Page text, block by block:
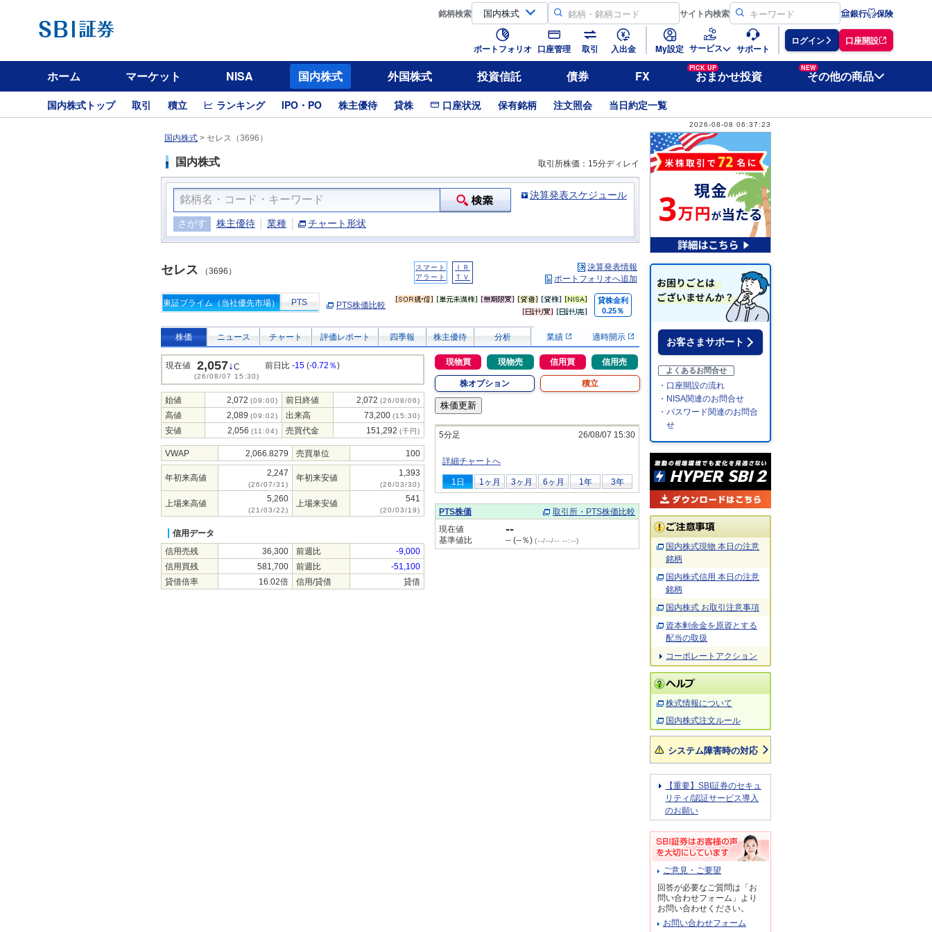
銘柄検索 サイト内検索 銀行 保険
ポートフォリオ 口座管理 取引 入出金 My設定 サービス サポート
ログイン 口座開設
ホーム マーケット NISA 国内株式 外国株式 投資信託 債券 FX
PICK UP
おまかせ投資
NEW
その他の商品
国内株式トップ 取引 積立 ランキング IPO・PO 株主優待 貸株 口座状況 保有銘柄 注文照会 当日約定一覧
2026-08-08 06:37:23
国内株式 > セレス（3696）
国内株式 取引所株価：15分ディレイ
決算発表スケジュール
さがす 株主優待 業種 チャート形状
セレス （3696）
スマート
アラート
ＩＲ
ＴＶ
決算発表情報
ポートフォリオへ追加
東証プライム（当社優先市場） PTS PTS株価比較
貸株金利
0.25％
株価 ニュース チャート 評価レポート 四季報 株主優待 分析 業績 適時開示
現在値 2,057↓C
(26/08/07 15:30)
前日比 -15 (-0.72％)
始値 2,072 (09:00) 前日終値 2,072 (26/08/06)
高値 2,089 (09:02) 出来高 73,200 (15:30)
安値 2,056 (11:04) 売買代金 151,292 (千円)
VWAP 2,066.8279 売買単位 100
年初来高値 2,247
(26/07/31)
年初来安値 1,393
(26/03/30)
上場来高値 5,260
(21/03/22)
上場来安値 541
(20/03/19)
信用データ
信用売残
36,300 前週比
-9,000
信用買残
581,700 前週比
-51,100
貸借倍率
16.02倍 信用/貸借 貸借
現物買 現物売 信用買 信用売
株オプション 積立
5分足 26/08/07 15:30
詳細チャートへ
1日 1ヶ月 3ヶ月 6ヶ月 1年 3年
PTS株価
取引所・PTS株価比較
現在値
--
基準値比 -- (--％) (--/--/-- --:--)
お客さまサポート
よくあるお問合せ
・口座開設の流れ
・NISA関連のお問合せ
・パスワード関連のお問合
せ
国内株式現物 本日の注意
銘柄
国内株式信用 本日の注意
銘柄
国内株式 お取引注意事項
資本剰余金を原資とする
配当の取扱
コーポレートアクション
株式情報について
国内株式注文ルール
システム障害時の対応
【重要】SBI証券のセキュ
リティ/認証サービス導入
のお願い
ご意見・ご要望
回答が必要なご質問は「お
問い合わせフォーム」より
お問い合わせください。
お問い合わせフォーム